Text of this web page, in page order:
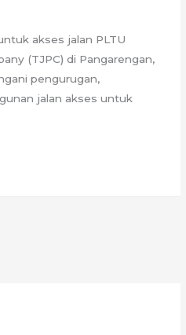
akses jalan PLTU
(TJPC) di Pangarengan,
pengurugan,
jalan akses untuk